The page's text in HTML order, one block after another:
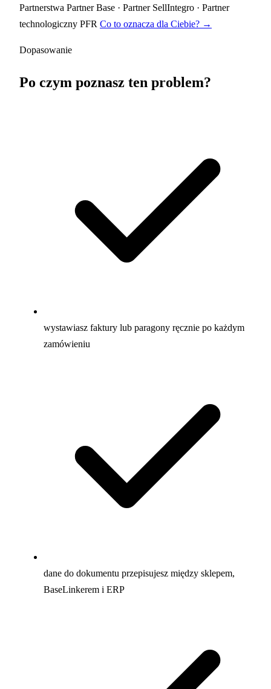
Partnerstwa Partner Base · Partner SellIntegro · Partner
technologiczny PFR Co to oznacza dla Ciebie? →
Dopasowanie
Po czym poznasz ten problem?
wystawiasz faktury lub paragony ręcznie po każdym
zamówieniu
dane do dokumentu przepisujesz między sklepem,
BaseLinkerem i ERP